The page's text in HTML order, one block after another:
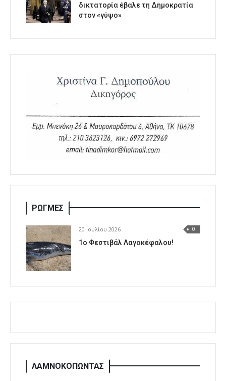
δικτατορία έβαλε τη Δημοκρατία
στον «γύψο»
ΡΩΓΜΕΣ
20 Ιουλίου 2026 0
1o Φεστιβάλ Λαγοκέφαλου!
ΛΑΜΝΟΚΟΠΩΝΤΑΣ